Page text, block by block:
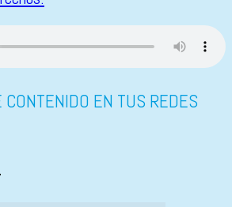
CONTENIDO EN TUS REDES